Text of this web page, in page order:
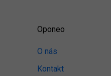
Oponeo
O nás
Kontakt